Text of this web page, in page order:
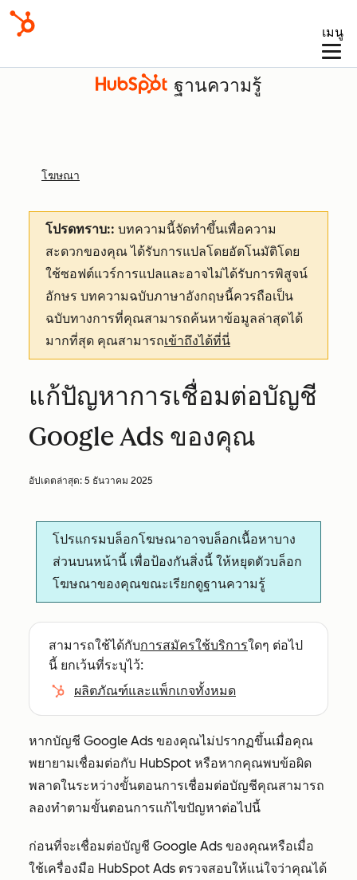
เมนู
ฐานความรู้
โฆษณา
โปรดทราบ:: บทความนี้จัดทำขึ้นเพื่อความ
สะดวกของคุณได้รับการแปลโดยอัตโนมัติโดย
ใช้ซอฟต์แวร์การแปลและอาจไม่ได้รับการพิสูจน์
อักษร บทความฉบับภาษาอังกฤษนี้ควรถือเป็น
ฉบับทางการที่คุณสามารถค้นหาข้อมูลล่าสุดได้
มากที่สุด คุณสามารถเข้าถึงได้ที่นี่
แก้ปัญหาการเชื่อมต่อบัญชี
Google Ads ของคุณ
อัปเดตล่าสุด: 5 ธันวาคม 2025
โปรแกรมบล็อกโฆษณาอาจบล็อกเนื้อหาบาง
ส่วนบนหน้านี้ เพื่อป้องกันสิ่งนี้ ให้หยุดตัวบล็อก
โฆษณาของคุณขณะเรียกดูฐานความรู้
สามารถใช้ได้กับการสมัครใช้บริการใดๆ ต่อไป
นี้ ยกเว้นที่ระบุไว้:
ผลิตภัณฑ์และแพ็กเกจทั้งหมด
หากบัญชี Google Ads ของคุณไม่ปรากฏขึ้นเมื่อคุณ
พยายามเชื่อมต่อกับ HubSpot หรือหากคุณพบข้อผิด
พลาดในระหว่างขั้นตอนการเชื่อมต่อบัญชีคุณสามารถ
ลองทำตามขั้นตอนการแก้ไขปัญหาต่อไปนี้
ก่อนที่จะเชื่อมต่อบัญชี Google Ads ของคุณหรือเมื่อ
ใช้เครื่องมือ HubSpot Ads ตรวจสอบให้แน่ใจว่าคุณได้